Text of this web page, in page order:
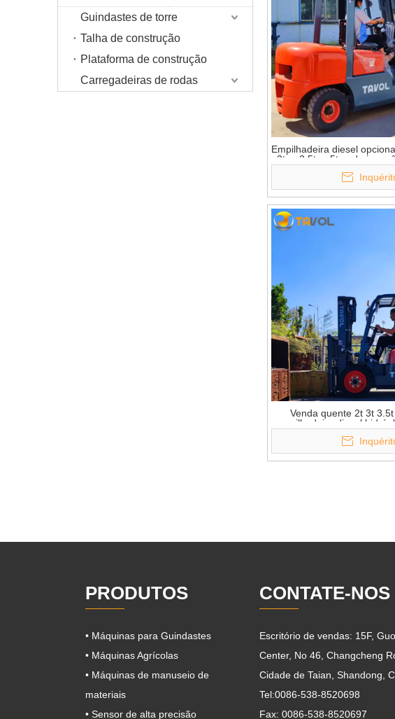
Guindastes de torre
Talha de construção
Plataforma de construção
Carregadeiras de rodas
Empilhadeira diesel
3ton 3.5ton 5ton do
com peças
Venda quente 2t 3t
empilhadeira diesel
Xinchai
PRODUTOS
• Máquinas para Guindastes
• Máquinas Agrícolas
• Máquinas de manuseio de
materiais
• Sensor de alta precisão
CONTATE-NOS
Escritório de vendas: 15F,
Center, No 46, Changcheng
Cidade de Taian, Shandong,
Tel:0086-538-8520698
Fax: 0086-538-8520697